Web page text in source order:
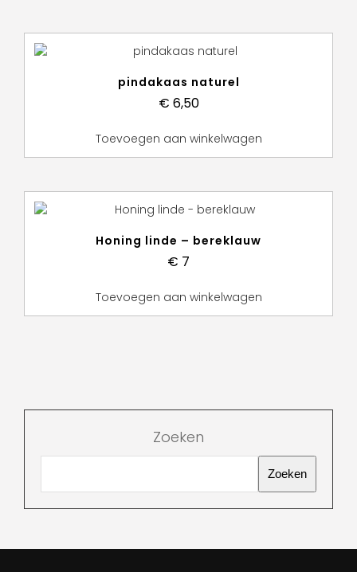
pindakaas naturel
€ 6,50
Toevoegen aan winkelwagen
Honing linde – bereklauw
€ 7
Toevoegen aan winkelwagen
Zoeken
Zoeken